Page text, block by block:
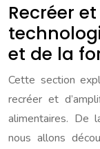
Recréer
et de la
Cette section
recréer et
alimentaires. De
nous allons